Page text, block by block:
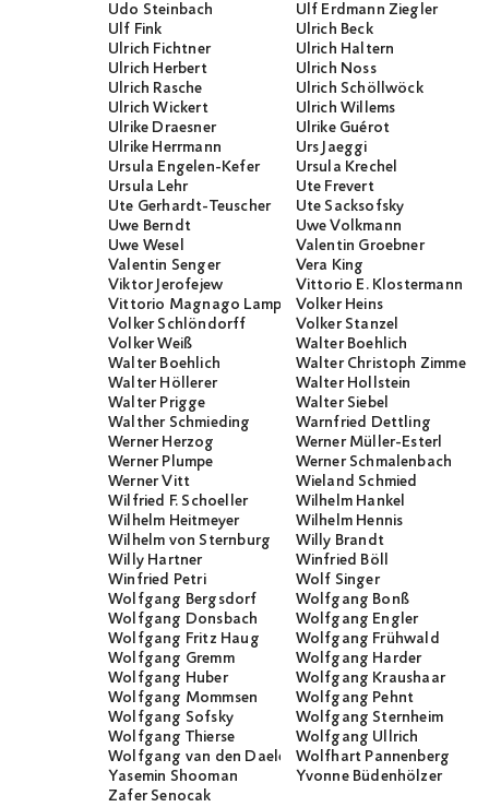
Udo Steinbach
Ulf Erdmann Ziegler
Ulf Fink
Ulrich Beck
Ulrich Fichtner
Ulrich Haltern
Ulrich Herbert
Ulrich Noss
Ulrich Rasche
Ulrich Schöllwöck
Ulrich Wickert
Ulrich Willems
Ulrike Draesner
Ulrike Guérot
Ulrike Herrmann
Urs Jaeggi
Ursula Engelen-Kefer
Ursula Krechel
Ursula Lehr
Ute Frevert
Ute Gerhardt-Teuscher
Ute Sacksofsky
Uwe Berndt
Uwe Volkmann
Uwe Wesel
Valentin Groebner
Valentin Senger
Vera King
Viktor Jerofejew
Vittorio E. Klostermann
Vittorio Magnago LampugnaniVolker Heins
Volker Schlöndorff
Volker Stanzel
Volker Weiß
Walter Boehlich
Walter Boehlich
Walter Christoph Zimmerli
Walter Höllerer
Walter Hollstein
Walter Prigge
Walter Siebel
Walther Schmieding
Warnfried Dettling
Werner Herzog
Werner Müller-Esterl
Werner Plumpe
Werner Schmalenbach
Werner Vitt
Wieland Schmied
Wilfried F. Schoeller
Wilhelm Hankel
Wilhelm Heitmeyer
Wilhelm Hennis
Wilhelm von Sternburg
Willy Brandt
Willy Hartner
Winfried Böll
Winfried Petri
Wolf Singer
Wolfgang Bergsdorf
Wolfgang Bonß
Wolfgang Donsbach
Wolfgang Engler
Wolfgang Fritz Haug
Wolfgang Frühwald
Wolfgang Gremm
Wolfgang Harder
Wolfgang Huber
Wolfgang Kraushaar
Wolfgang Mommsen
Wolfgang Pehnt
Wolfgang Sofsky
Wolfgang Sternheim
Wolfgang Thierse
Wolfgang Ullrich
Wolfgang van den Daele
Wolfhart Pannenberg
Yasemin Shooman
Yvonne Büdenhölzer
Zafer Senocak